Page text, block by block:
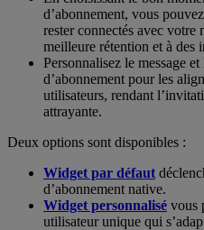
d’abonnement, vous
rester connectés avec votre
meilleure rétention et à des
Personnalisez le message
d’abonnement pour les
utilisateurs, rendant
attrayante.
Deux options sont disponibles :
Widget par défaut
d’abonnement native.
Widget personnalisé vous
utilisateur unique qui